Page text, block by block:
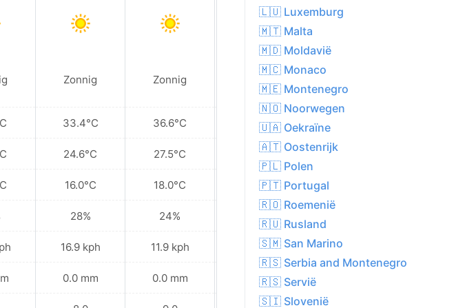
Zonnig
33.4°C
24.6°C
16.0°C
28%
16.9 kph
0.0 mm
Zonnig
36.6°C
27.5°C
18.0°C
24%
11.9 kph
0.0 mm
38.3°C
27.7°C
18.7°C
32%
30.2 kph
1.8 mm
🇱🇺 Luxemburg
🇲🇹 Malta
🇲🇩 Moldavië
🇲🇨 Monaco
🇲🇪 Montenegro
🇳🇴 Noorwegen
🇺🇦 Oekraïne
🇦🇹 Oostenrijk
🇵🇱 Polen
🇵🇹 Portugal
🇷🇴 Roemenië
🇷🇺 Rusland
🇸🇲 San Marino
🇷🇸 Serbia and Montenegro
🇷🇸 Servië
🇸🇮 Slovenië